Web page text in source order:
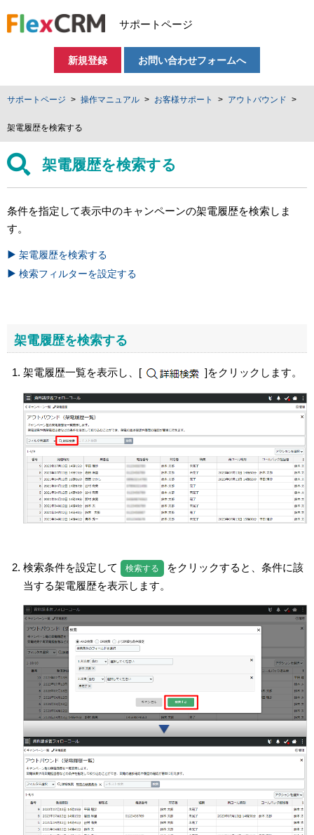
サポートページ
新規登録 お問い合わせフォームへ
サポートページ 操作マニュアル お客様サポート アウトバウンド
架電履歴を検索する
架電履歴を検索する
条件を指定して表示中のキャンペーンの架電履歴を検索しま
す。
架電履歴を検索する
検索フィルターを設定する
架電履歴を検索する
架電履歴一覧を表示し、[ ]をクリックします。
検索条件を設定して 検索する
をクリックすると、条件に該
当する架電履歴を表示します。